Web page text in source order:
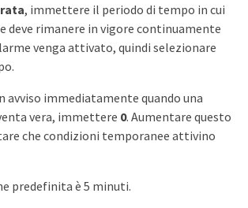
, immettere il periodo di tempo in cui
deve rimanere in vigore continuamente
venga attivato, quindi selezionare
avviso immediatamente quando una
vera, immettere 0. Aumentare questo
che condizioni temporanee attivino
predefinita è 5 minuti.